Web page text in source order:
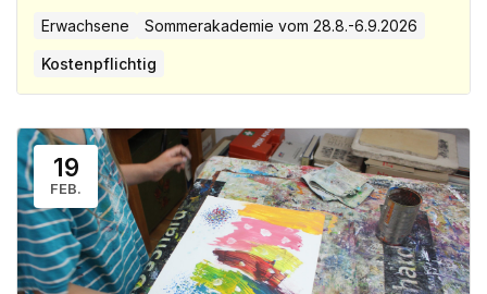
Erwachsene Sommerakademie vom 28.8.-6.9.2026
Kostenpflichtig
19
FEB.